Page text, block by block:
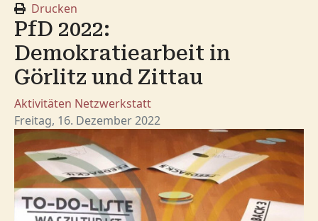
Drucken
PfD 2022:
Demokratiearbeit in
Görlitz und Zittau
Aktivitäten Netzwerkstatt
Freitag, 16. Dezember 2022